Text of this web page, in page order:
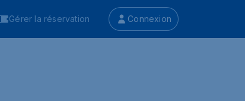
Gérer la réservation Connexion